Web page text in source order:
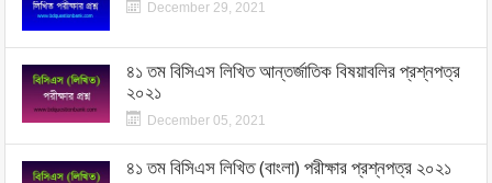
December 29, 2021
৪১ তম বিসিএস লিখিত আন্তর্জাতিক বিষয়াবলির প্রশ্নপত্র
২০২১
December 05, 2021
৪১ তম বিসিএস লিখিত (বাংলা) পরীক্ষার প্রশ্নপত্র ২০২১